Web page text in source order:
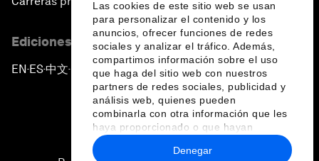
Las cookies de este sitio web se usan
para personalizar el contenido y los
anuncios, ofrecer funciones de redes
sociales y analizar el tráfico. Además,
compartimos información sobre el uso
que haga del sitio web con nuestros
partners de redes sociales, publicidad y
análisis web, quienes pueden
combinarla con otra información que les
haya proporcionado o que hayan
recopilado a partir del uso que haya
hecho de sus servicios.
Denegar
Ediciones en otros idiomas
EN ▪ES▪中文▪ 日本語